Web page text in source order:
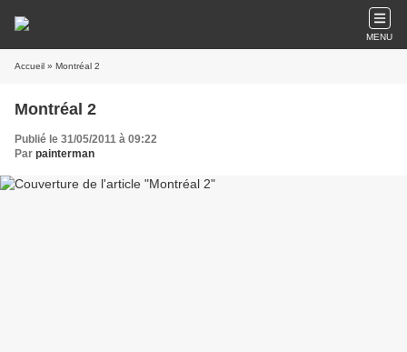
MENU
Accueil » Montréal 2
Montréal 2
Publié le 31/05/2011 à 09:22
Par painterman